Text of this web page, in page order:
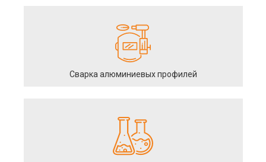
Сварка алюминиевых профилей